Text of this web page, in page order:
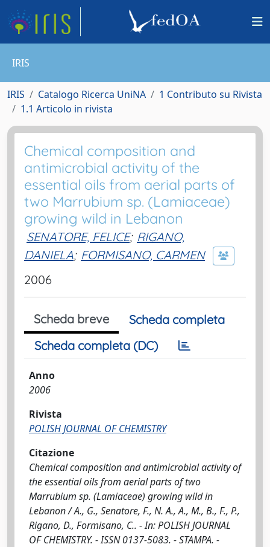
IRIS
IRIS Catalogo Ricerca UniNA
1 Contributo su Rivista
1.1 Articolo in rivista
Chemical composition and
antimicrobial activity of the
essential oils from aerial parts of
two Marrubium sp. (Lamiaceae)
growing wild in Lebanon
SENATORE, FELICE; RIGANO,
DANIELA; FORMISANO, CARMEN
2006
Scheda breve
Scheda completa
Scheda completa (DC)
Anno
2006
Rivista
POLISH JOURNAL OF CHEMISTRY
Citazione
Chemical composition and antimicrobial activity of
the essential oils from aerial parts of two
Marrubium sp. (Lamiaceae) growing wild in
Lebanon / A., G., Senatore, F., N. A., A., M., B., F., P.,
Rigano, D., Formisano, C.. - In: POLISH JOURNAL
OF CHEMISTRY. - ISSN 0137-5083. - STAMPA. -